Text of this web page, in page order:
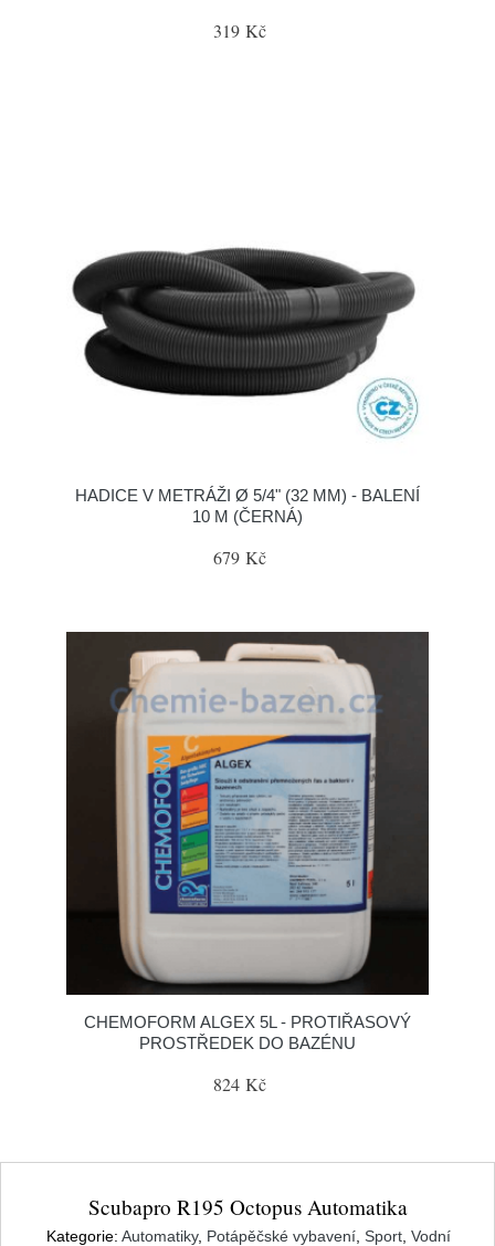
319 Kč
HADICE V METRÁŽI Ø 5/4" (32 MM) - BALENÍ
10 M (ČERNÁ)
679 Kč
CHEMOFORM ALGEX 5L - PROTIŘASOVÝ
PROSTŘEDEK DO BAZÉNU
824 Kč
Scubapro R195 Octopus Automatika
Kategorie: Automatiky, Potápěčské vybavení Sport Vodní